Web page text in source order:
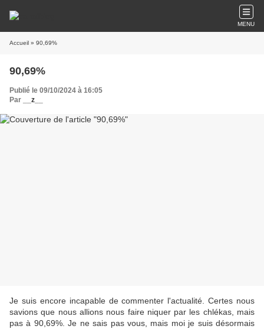
MENU
Accueil » 90,69%
90,69%
Publié le 09/10/2024 à 16:05
Par
__z__
Je suis encore incapable de commenter l'actualité. Certes nous
savions que nous allions nous faire niquer par les chlékas, mais
pas à 90,69%. Je ne sais pas vous, mais moi je suis désormais